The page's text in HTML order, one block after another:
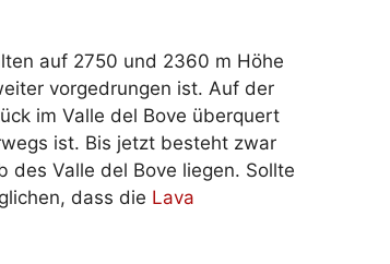
auf 2750 und 2360 m Höhe
vorgedrungen ist. Auf der
im Valle del Bove überquert
ist. Bis jetzt besteht zwar
Valle del Bove liegen. Sollte
dass die Lava